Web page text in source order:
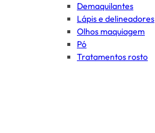
Demaquilantes
Lápis e delineadores
Olhos maquiagem
Pó
Tratamentos rosto